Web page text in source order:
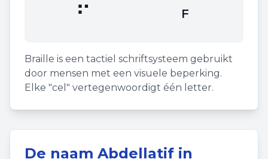
⠋ F
Braille is een tactiel schriftsysteem gebruikt
door mensen met een visuele beperking.
Elke "cel" vertegenwoordigt één letter.
De naam Abdellatif in